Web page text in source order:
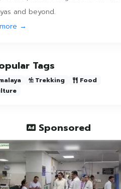
and beyond.
→
Tags
Trekking
Food
Sponsored